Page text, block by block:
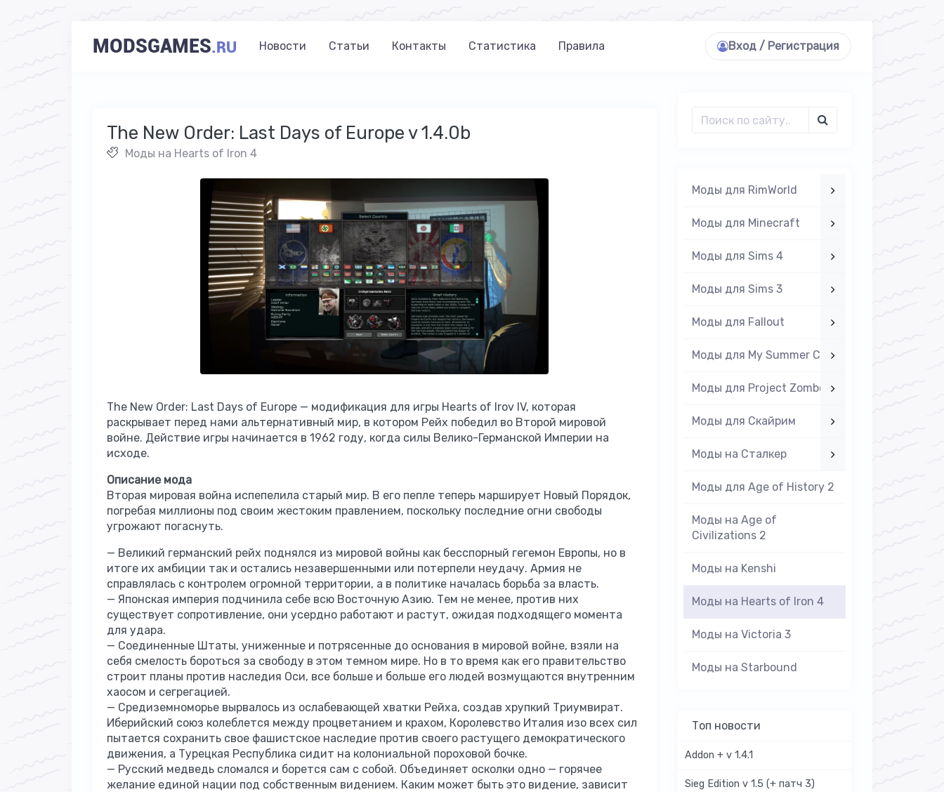
MODSGAMES.RU Новости Статьи Контакты Статистика Правила Вход / Регистрация
The New Order: Last Days of Europe v 1.4.0b
Моды на Hearts of Iron 4
The New Order: Last Days of Europe — модификация для игры Hearts of Irov IV, которая
раскрывает перед нами альтернативный мир, в котором Рейх победил во Второй мировой
войне. Действие игры начинается в 1962 году, когда силы Велико-Германской Империи на
исходе.
Описание мода
Вторая мировая война испепелила старый мир. В его пепле теперь марширует Новый Порядок,
погребая миллионы под своим жестоким правлением, поскольку последние огни свободы
угрожают погаснуть.
— Великий германский рейх поднялся из мировой войны как бесспорный гегемон Европы, но в
итоге их амбиции так и остались незавершенными или потерпели неудачу. Армия не
справлялась с контролем огромной территории, а в политике началась борьба за власть.
— Японская империя подчинила себе всю Восточную Азию. Тем не менее, против них
существует сопротивление, они усердно работают и растут, ожидая подходящего момента
для удара.
— Соединенные Штаты, униженные и потрясенные до основания в мировой войне, взяли на
себя смелость бороться за свободу в этом темном мире. Но в то время как его правительство
строит планы против наследия Оси, все больше и больше его людей возмущаются внутренним
хаосом и сегрегацией.
— Средиземноморье вырвалось из ослабевающей хватки Рейха, создав хрупкий Триумвират.
Иберийский союз колеблется между процветанием и крахом, Королевство Италия изо всех сил
пытается сохранить свое фашистское наследие против своего растущего демократического
движения, а Турецкая Республика сидит на колониальной пороховой бочке.
— Русский медведь сломался и борется сам с собой. Объединяет осколки одно — горячее
желание единой нации под собственным видением. Каким может быть это видение, зависит
Моды для RimWorld
Моды для Minecraft
Моды для Sims 4
Моды для Sims 3
Моды для Fallout
Моды для My Summer Car
Моды для Project Zomboid
Моды для Скайрим
Моды на Cталкер
Моды для Age of History 2
Моды на Age of
Civilizations 2
Моды на Kenshi
Моды на Hearts of Iron 4
Моды на Victoria 3
Моды на Starbound
Топ новости
Addon + v 1.4.1
Sieg Edition v 1.5 (+ патч 3)